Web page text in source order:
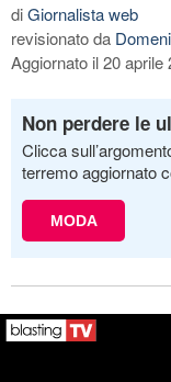
diGiornalista web
revisionato da
Aggiornato il 20 aprile
Non perdere le
Clicca
terremo aggiornato
MODA